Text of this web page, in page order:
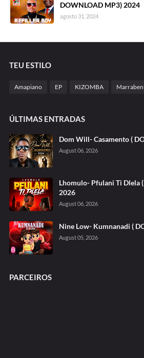
DOWNLOAD MP3) 2024
agosto 31, 2024
TEU ESTILO
Amapiano EP KIZOMBA
ÚLTIMAS ENTRADAS
Dom Will- Casamento (
August 06, 2026
Lhomulo- Pfulani Ti Dlela
2026
August 06, 2026
Nine Low- Kumnanadi (
August 05, 2026
PARCEIROS